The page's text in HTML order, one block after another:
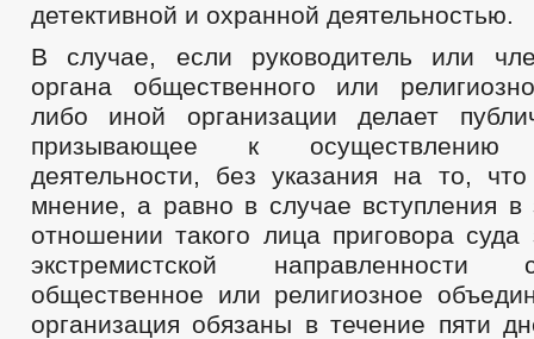
детективной и охранной деятельностью.
В случае, если руководитель или
органа общественного или
либо иной организации делает
призывающее к осуществлению
деятельности, без указания на то,
мнение, а равно в случае вступления в
отношении такого лица приговора суда
экстремистской направленности
общественное или религиозное
организация обязаны в течение пяти